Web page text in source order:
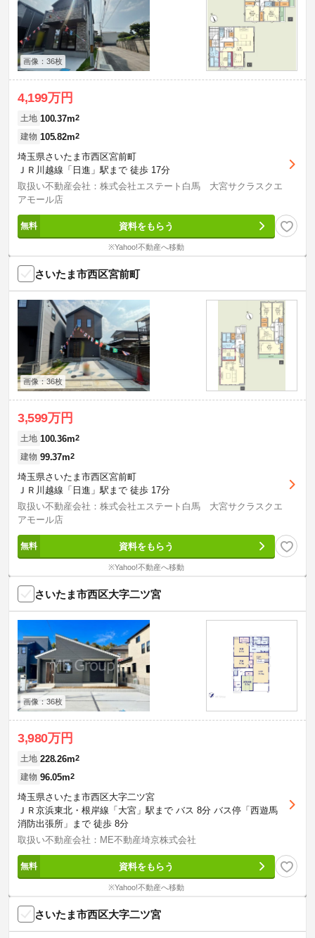
画像：36枚
4,199万円
土地 100.37m2
建物 105.82m2
埼玉県さいたま市西区宮前町
ＪＲ川越線「日進」駅まで 徒歩 17分
取扱い不動産会社：株式会社エステート白馬 大宮サクラスクエ
アモール店
資料をもらう
※Yahoo!不動産へ移動
さいたま市西区宮前町
画像：36枚
3,599万円
土地 100.36m2
建物 99.37m2
埼玉県さいたま市西区宮前町
ＪＲ川越線「日進」駅まで 徒歩 17分
取扱い不動産会社：株式会社エステート白馬 大宮サクラスクエ
アモール店
資料をもらう
※Yahoo!不動産へ移動
さいたま市西区大字二ツ宮
画像：36枚
3,980万円
土地 228.26m2
建物 96.05m2
埼玉県さいたま市西区大字二ツ宮
ＪＲ京浜東北・根岸線「大宮」駅まで バス 8分 バス停「西遊馬
消防出張所」まで 徒歩 8分
取扱い不動産会社：ME不動産埼京株式会社
資料をもらう
※Yahoo!不動産へ移動
さいたま市西区大字二ツ宮